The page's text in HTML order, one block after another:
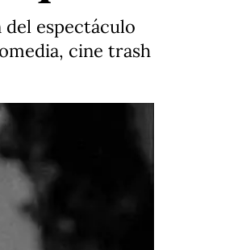
del espectáculo
cine trash